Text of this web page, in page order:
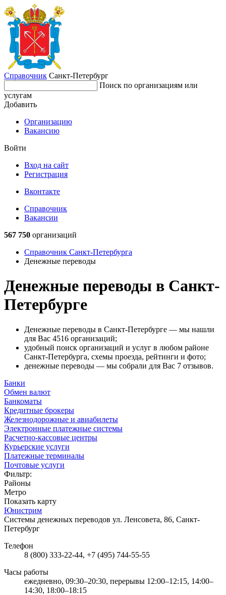
Справочник Санкт-Петербург
Поиск по организациям или
услугам
Добавить
Организацию
Вакансию
Войти
Вход на сайт
Регистрация
Вконтакте
Справочник
Вакансии
567 750 организаций
Справочник Санкт-Петербурга
Денежные переводы
Денежные переводы в Санкт-
Петербурге
Денежные переводы в Санкт-Петербурге — мы нашли
для Вас 4516 организаций;
удобный поиск организаций и услуг в любом районе
Санкт-Петербурга, схемы проезда, рейтинги и фото;
денежные переводы — мы собрали для Вас 7 отзывов.
Банки
Обмен валют
Банкоматы
Кредитные брокеры
Железнодорожные и авиабилеты
Электронные платежные системы
Расчетно-кассовые центры
Курьерские услуги
Платежные терминалы
Почтовые услуги
Фильтр:
Районы
Метро
Показать карту
Юнистрим
Системы денежных переводов ул. Ленсовета, 86, Санкт-
Петербург
Телефон
8 (800) 333-22-44, +7 (495) 744-55-55
Часы работы
ежедневно, 09:30–20:30, перерывы 12:00–12:15, 14:00–
14:30, 18:00–18:15